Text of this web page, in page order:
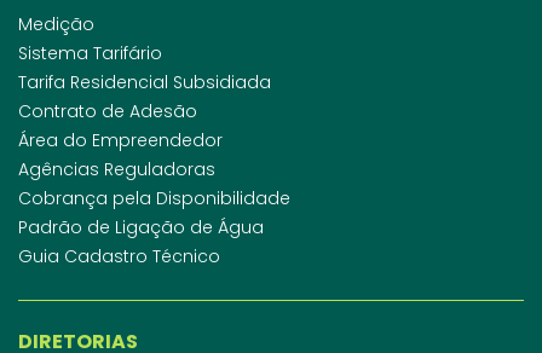
Medição
Sistema Tarifário
Tarifa Residencial Subsidiada
Contrato de Adesão
Área do Empreendedor
Agências Reguladoras
Cobrança pela Disponibilidade
Padrão de Ligação de Água
Guia Cadastro Técnico
DIRETORIAS